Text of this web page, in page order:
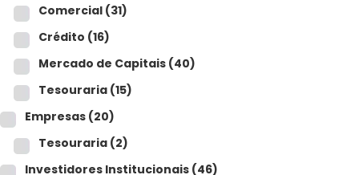
Comercial (31)
Crédito (16)
Mercado de Capitais (40)
Tesouraria (15)
Empresas (20)
Tesouraria (2)
Investidores Institucionais (46)